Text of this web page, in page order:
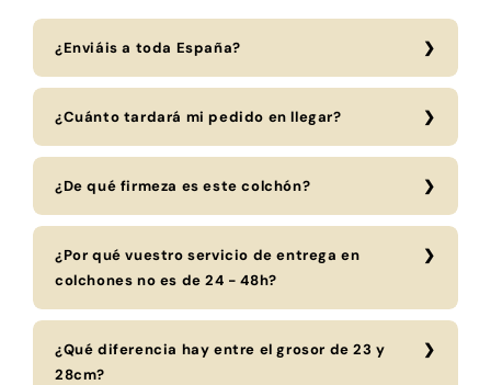
¿Enviáis a toda España?
¿Cuánto tardará mi pedido en llegar?
¿De qué firmeza es este colchón?
¿Por qué vuestro servicio de entrega en
colchones no es de 24 - 48h?
¿Qué diferencia hay entre el grosor de 23 y
28cm?